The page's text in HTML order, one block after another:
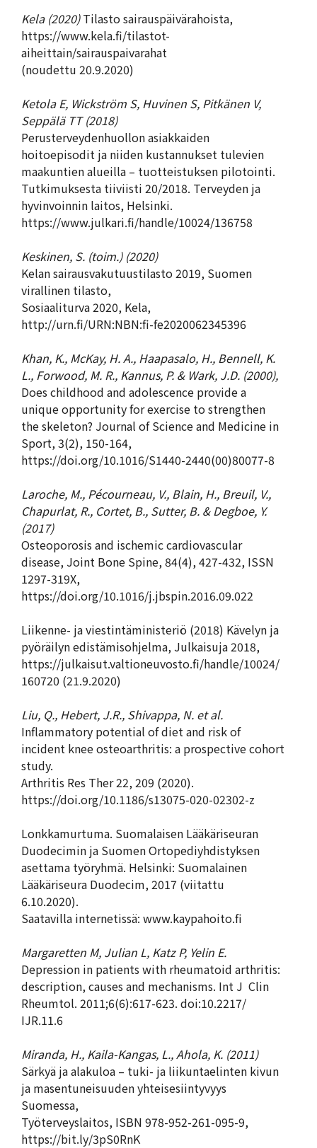
Kela (2020)Tilasto sairauspäivärahoista,
https://www.kela.fi/tilastot-
aiheittain/sairauspaivarahat
(noudettu 20.9.2020)
Ketola E, Wickström S, Huvinen S, Pitkänen V,
Seppälä TT (2018)
Perusterveydenhuollon asiakkaiden
hoitoepisodit ja niiden kustannukset tulevien
maakuntien alueilla – tuotteistuksen pilotointi.
Tutkimuksesta tiiviisti 20/2018. Terveyden ja
hyvinvoinnin laitos, Helsinki.
https://www.julkari.fi/handle/10024/136758
Keskinen, S. (toim.) (2020)
Kelan sairausvakutuustilasto 2019, Suomen
virallinen tilasto,
Sosiaaliturva 2020, Kela,
http://urn.fi/URN:NBN:fi-fe2020062345396
Khan, K., McKay, H. A., Haapasalo, H., Bennell, K.
L., Forwood, M. R., Kannus, P. & Wark, J.D. (2000),
Does childhood and adolescence provide a
unique opportunity for exercise to strengthen
the skeleton? Journal of Science and Medicine in
Sport, 3(2), 150-164,
https://doi.org/10.1016/S1440-2440(00)80077-8
Laroche, M., Pécourneau, V., Blain, H., Breuil, V.,
Chapurlat, R., Cortet, B., Sutter, B. & Degboe, Y.
(2017)
Osteoporosis and ischemic cardiovascular
disease, Joint Bone Spine, 84(4), 427-432, ISSN
1297-319X,
https://doi.org/10.1016/j.jbspin.2016.09.022
Liikenne- ja viestintäministeriö (2018) Kävelyn ja
pyöräilyn edistämisohjelma, Julkaisuja 2018,
https://julkaisut.valtioneuvosto.fi/handle/10024/
160720 (21.9.2020)
Liu, Q., Hebert, J.R., Shivappa, N. et al.
Inflammatory potential of diet and risk of
incident knee osteoarthritis: a prospective cohort
study.
Arthritis Res Ther 22, 209 (2020).
https://doi.org/10.1186/s13075-020-02302-z
Lonkkamurtuma. Suomalaisen Lääkäriseuran
Duodecimin ja Suomen Ortopediyhdistyksen
asettama työryhmä. Helsinki: Suomalainen
Lääkäriseura Duodecim, 2017 (viitattu
6.10.2020).
Saatavilla internetissä: www.kaypahoito.fi
Margaretten M, Julian L, Katz P, Yelin E.
Depression in patients with rheumatoid arthritis:
description, causes and mechanisms. Int J Clin
Rheumtol. 2011;6(6):617-623. doi:10.2217/
IJR.11.6
Miranda, H., Kaila-Kangas, L., Ahola, K. (2011)
Särkyä ja alakuloa – tuki- ja liikuntaelinten kivun
ja masentuneisuuden yhteisesiintyvyys
Suomessa,
Työterveyslaitos, ISBN 978-952-261-095-9,
https://bit.ly/3pS0RnK